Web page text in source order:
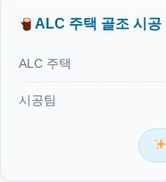
ALC 주택 골조 시공
ALC 주택
시공팀